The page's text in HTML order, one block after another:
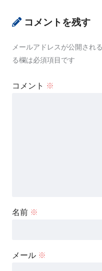
コメントを残す
メールアドレスが公開され
る欄は必須項目です
コメント ※
名前 ※
メール ※